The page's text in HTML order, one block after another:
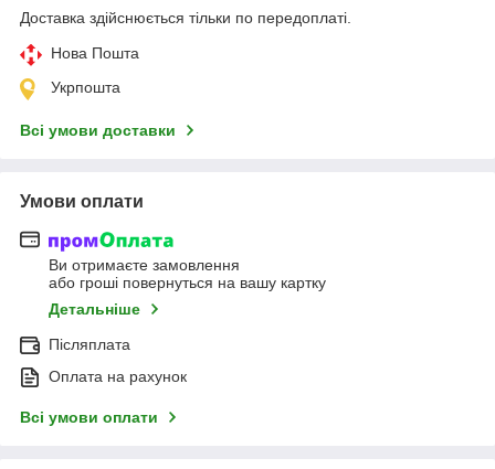
Доставка здійснюється тільки по передоплаті.
Нова Пошта
Укрпошта
Всі умови доставки
Умови оплати
Ви отримаєте замовлення
або гроші повернуться на вашу картку
Детальніше
Післяплата
Оплата на рахунок
Всі умови оплати